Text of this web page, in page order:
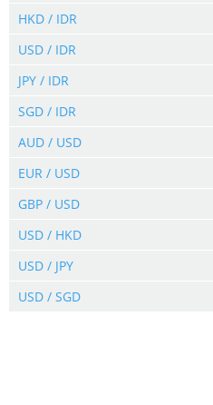
HKD / IDR
USD / IDR
JPY / IDR
SGD / IDR
AUD / USD
EUR / USD
GBP / USD
USD / HKD
USD / JPY
USD / SGD